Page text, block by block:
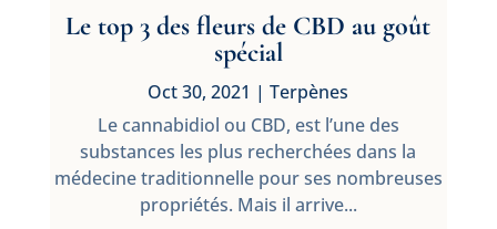
Le top 3 des fleurs de CBD au goût
spécial
Oct 30, 2021 |Terpènes
Le cannabidiol ou CBD, est l’une des
substances les plus recherchées dans la
médecine traditionnelle pour ses nombreuses
propriétés. Mais il arrive...